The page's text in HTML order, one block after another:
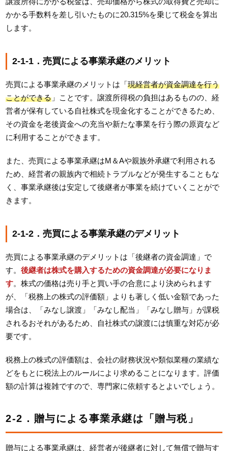
かかる手数料を差し引いたものに20.315%を乗じて税金を算出
します。
2-1-1．売買による事業承継のメリット
売買による事業承継のメリットは「現経営者が資金調達を行う
ことができる 」ことです。譲渡所得税の負担はあるものの、経
営者が保有している自社株式を現金化することができるため、
その資金を老後資金への充当や新たな事業を行う際の原資など
に利用することができます。
また、売買による事業承継はM＆Aや親族外承継で利用される
ため、経営者の親族内で相続トラブルなどが発生することもな
く、事業承継後は安定して後継者が事業を続けていくことがで
きます。
2-1-2．売買による事業承継のデメリット
売買による事業承継のデメリットは「後継者の資金調達」で
す。後継者は株式を購入するための資金調達が必要になりま
す。株式の価格は売り手と買い手の合意により決められます
が、「税務上の株式の評価額」よりも著しく低い金額であった
場合は、「みなし譲渡」「みなし配当」「みなし贈与」が課税
されるおそれがあるため、自社株式の譲渡には慎重な対応が必
要です。
税務上の株式の評価額は、会社の財務状況や類似業種の業績な
どをもとに税法上のルールにより求めることになります。評価
額の計算は複雑ですので、専門家に依頼するとよいでしょう。
2-2．贈与による事業承継は「贈与税」
贈与による事業承継は、経営者が後継者に対して無償で贈与す